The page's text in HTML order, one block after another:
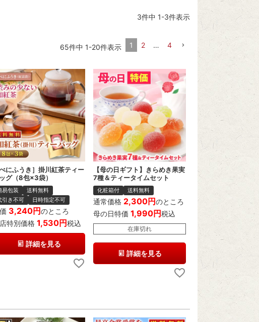
3件中 1-3件表示
65件中 1-20件表示 1 2 … 4
べにふうき］掛川紅茶ティー
グ（8包×3袋）
易包装
送料無料
引き不可
日時指定不可
3,240
のところ
特別価格 1,530 税込
詳細を見る
【母の日ギフト】きらめき果実
7種＆ティータイムセット
化粧箱付 送料無料
通常価格 2,300
のところ
母の日特価 1,990 税込
在庫切れ
詳細を見る